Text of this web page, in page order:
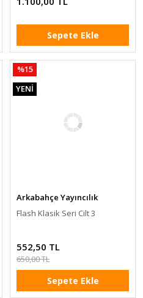
Sepete Ekle
%15
YENİ
Arkabahçe Yayıncılık
Flash Klasik Seri Cilt 3
552,50 TL
650,00 TL
Sepete Ekle